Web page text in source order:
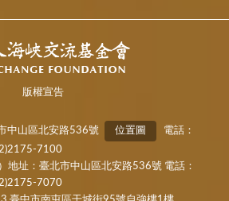
版權宣告
中山區北安路536號 位置圖
電話：
7100
地址：臺北市中山區北安路536號 電話：
7070